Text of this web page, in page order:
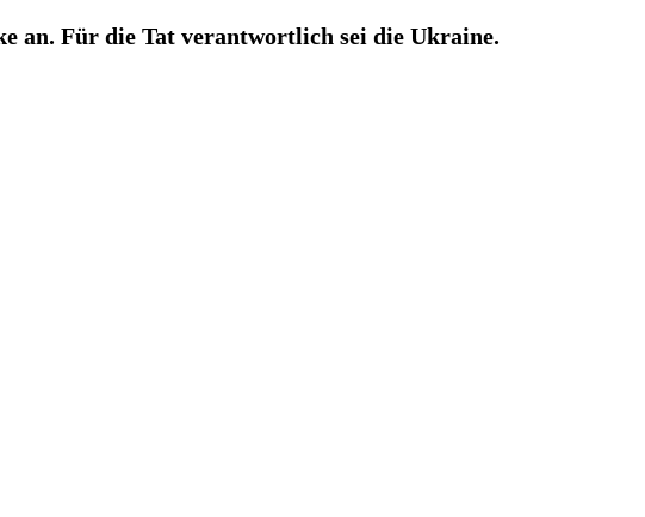
an. Für die Tat verantwortlich sei die Ukraine.